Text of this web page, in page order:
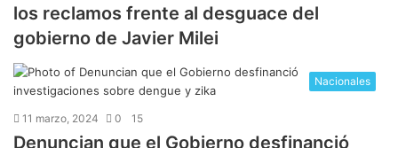
los reclamos frente al desguace del
gobierno de Javier Milei
Nacionales
11 marzo, 2024 0 15
Denuncian que el Gobierno desfinanció